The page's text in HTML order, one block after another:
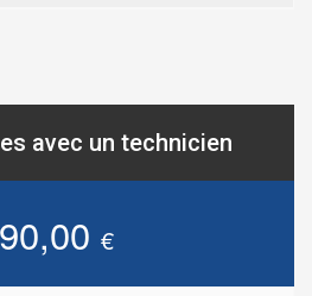
avec un technicien
€